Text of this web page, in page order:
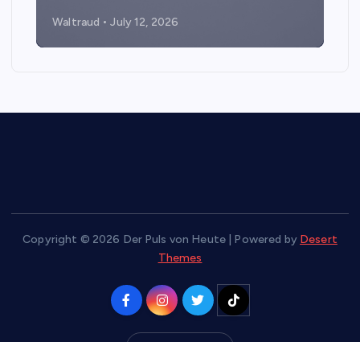
Waltraud July 12, 2026
Copyright © 2026 Der Puls von Heute | Powered by Desert
Themes